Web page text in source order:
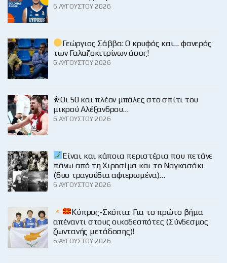
6 ΑΥΓΟΎΣΤΟΥ 2026
Γεώργιος Σάββα: Ο κρυφός και… φανερός
των Γαλαζοκιτρίνων άσος!
6 ΑΥΓΟΎΣΤΟΥ 2026
⛹️Οι 50 και πλέον μπάλες στο σπίτι του
μικρού Αλέξανδρου…
6 ΑΥΓΟΎΣΤΟΥ 2026
Είναι και κάποια περιστέρια που πετάνε
πάνω από τη Χιροσίμα και το Ναγκασάκι
(δυο τραγούδια αφιερωμένα)…
6 ΑΥΓΟΎΣΤΟΥ 2026
Κύπρος-Σκόπια: Για το πρώτο βήμα
απέναντι στους οικοδεσπότες (Σύνδεσμος
ζωντανής μετάδοσης)!
6 ΑΥΓΟΎΣΤΟΥ 2026